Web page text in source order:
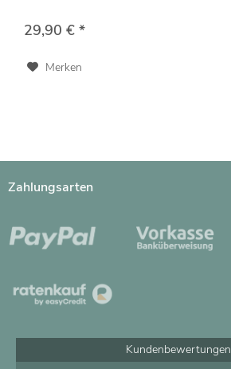
29,90 € *
Merken
Zahlungsarten
Kundenbewertungen